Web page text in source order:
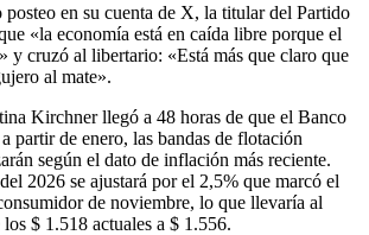
posteo en su cuenta de X, la titular del Partido
«la economía está en caída libre porque el
y cruzó al libertario: «Está más que claro que
al mate».
Kirchner llegó a 48 horas de que el Banco
partir de enero, las bandas de flotación
según el dato de inflación más reciente.
2026 se ajustará por el 2,5% que marcó el
de noviembre, lo que llevaría al
$ 1.518 actuales a $ 1.556.